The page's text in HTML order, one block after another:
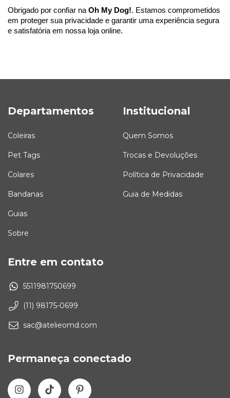
Obrigado por confiar na Oh My Dog!. Estamos comprometidos
em proteger sua privacidade e garantir uma experiência segura
e satisfatória em nossa loja online.
Departamentos
Coleiras
Pet Tags
Colares
Bandanas
Guias
Sobre
Institucional
Quem Somos
Trocas e Devoluções
Política de Privacidade
Guia de Medidas
Entre em contato
5511981750699
(11) 98175-0699
sac@atelieomd.com
Permaneça conectado